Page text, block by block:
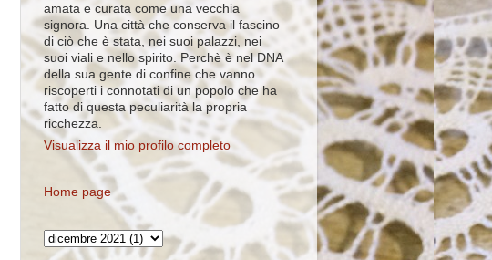
amata e curata come una vecchia
signora. Una città che conserva il fascino
di ciò che è stata, nei suoi palazzi, nei
suoi viali e nello spirito. Perchè è nel DNA
della sua gente di confine che vanno
riscoperti i connotati di un popolo che ha
fatto di questa peculiarità la propria
ricchezza.
Visualizza il mio profilo completo
Home page